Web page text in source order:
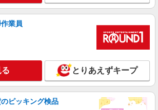
（法定基準通り） ・寮
用の方は別途家賃手当45,000円支給 ・交通費支
規定あり ・給与の希望日払い制度あり（規定あ
10日） 日勤：1,700円×10時間30分×10日＝
178,500円 夜勤：1,700円×9時間30分×10日分＝
円 計361,250円
囲：会社の定める就業場所
詳細を見る
オフィス
り
業員
とりあえずキープ
ピッキング検品